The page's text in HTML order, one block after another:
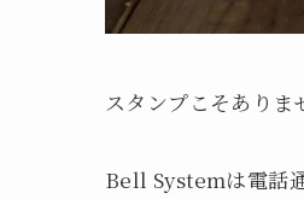
スタンプこそありま
Bell Systemは電話